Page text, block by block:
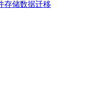
存储数据迁移